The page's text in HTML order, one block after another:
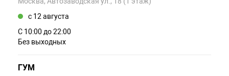
c 12 августа
С 10:00 до 22:00
Без выходных
ГУМ